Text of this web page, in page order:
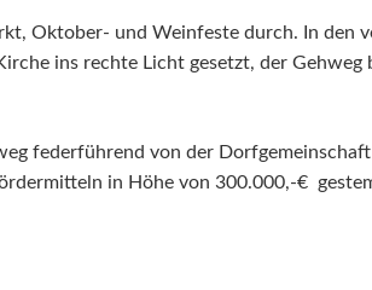
Oktober- und Weinfeste durch. In den
ins rechte Licht gesetzt, der
federführend von der
in Höhe von 300.000,-€